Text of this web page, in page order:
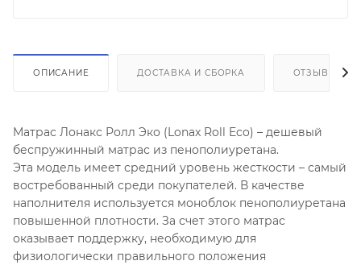
ОПИСАНИЕ ДОСТАВКА И СБОРКА ОТЗЫВЫ
Матрас Лонакс Ролл Эко (Lonax Roll Eco) – дешевый
беспружинный матрас из пенополиуретана.
Эта модель имеет средний уровень жесткости – самый
востребованный среди покупателей. В качестве
наполнителя используется моноблок пенополиуретана
повышенной плотности. За счет этого матрас
оказывает поддержку, необходимую для
физиологически правильного положения